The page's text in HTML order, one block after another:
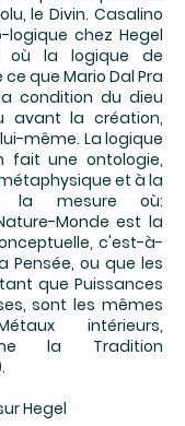
le Divin. Casalino
chez Hegel
où la logique de
que Mario Dal Pra
condition du dieu
avant la création,
même. La logique
fait une ontologie,
et à la
la mesure où:
Monde est la
c'est-à-
Pensée, ou que les
que Puissances
sont les mêmes
Métaux intérieurs,
la Tradition
Hegel